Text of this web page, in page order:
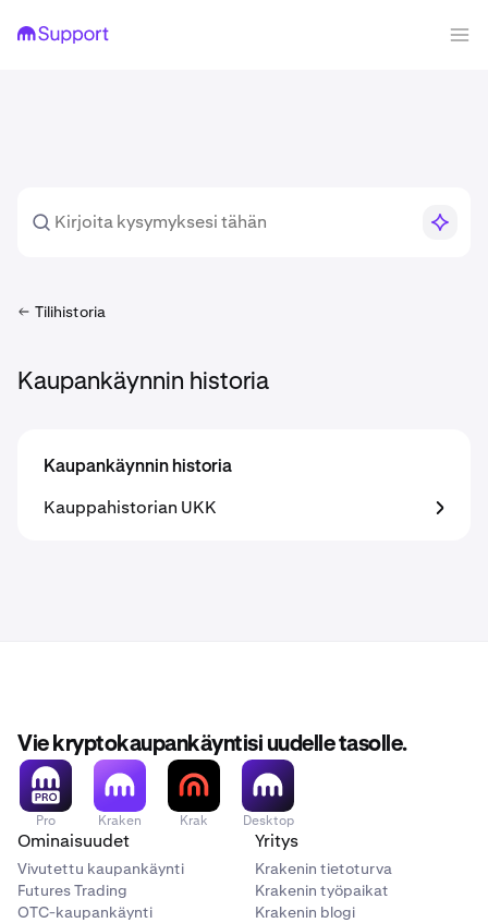
Tilihistoria
Kaupankäynnin historia
Kaupankäynnin historia
Kauppahistorian UKK
Vie kryptokaupankäyntisi uudelle tasolle.
Pro Kraken Krak Desktop
Ominaisuudet
Vivutettu kaupankäynti
Futures Trading
OTC-kaupankäynti
Yritys
Krakenin tietoturva
Krakenin työpaikat
Krakenin blogi